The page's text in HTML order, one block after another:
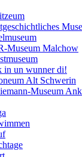
Museum Malchow
in un wunner di!
Alt Schwerin
Museum